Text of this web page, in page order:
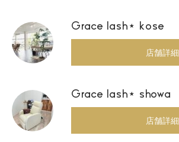
Grace lash⋆ kose
店舗詳細
Grace lash⋆ showa
店舗詳細